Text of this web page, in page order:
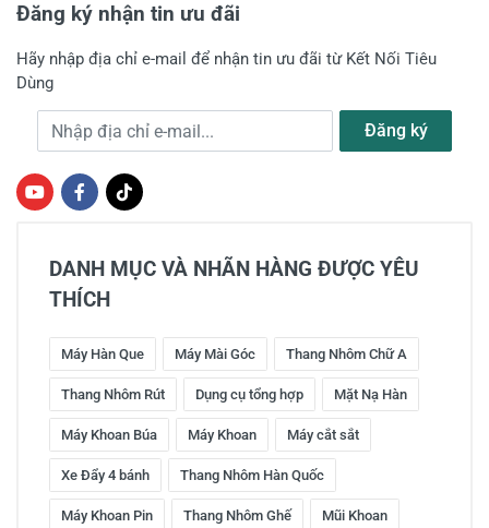
Đăng ký nhận tin ưu đãi
Hãy nhập địa chỉ e-mail để nhận tin ưu đãi từ Kết Nối Tiêu
Dùng
Địa chỉ e-mail Đăng ký
DANH MỤC VÀ NHÃN HÀNG ĐƯỢC YÊU
THÍCH
Máy Hàn Que Máy Mài Góc Thang Nhôm Chữ A
Thang Nhôm Rút Dụng cụ tổng hợp Mặt Nạ Hàn
Máy Khoan Búa Máy Khoan Máy cắt sắt
Xe Đẩy 4 bánh Thang Nhôm Hàn Quốc
Máy Khoan Pin Thang Nhôm Ghế Mũi Khoan